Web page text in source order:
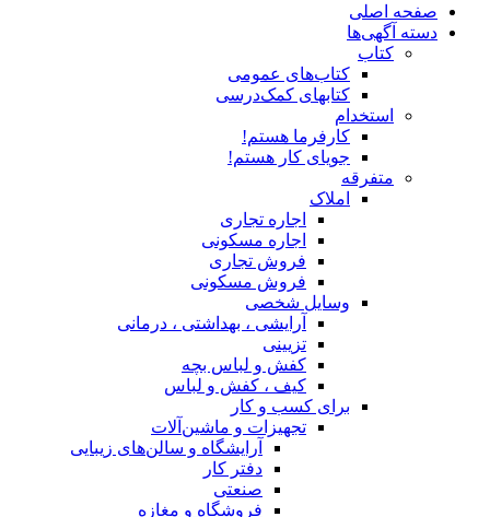
صفحه اصلی
دسته آگهی‌ها
کتاب
کتاب‌های عمومی
کتابهای کمک‌درسی
استخدام
کارفرما هستم!
جویای کار هستم!
متفرقه
املاک
اجاره تجاری
اجاره مسکونی
فروش تجاری
فروش مسکونی
وسایل شخصی
آرایشی ، بهداشتی ، درمانی
تزیینی
کفش و لباس بچه
کیف ، کفش و لباس
برای کسب و کار
تجهیزات و ماشین‌آلات
آرایشگاه و سالن‌های زیبایی
دفتر کار
صنعتی
فروشگاه و مغازه